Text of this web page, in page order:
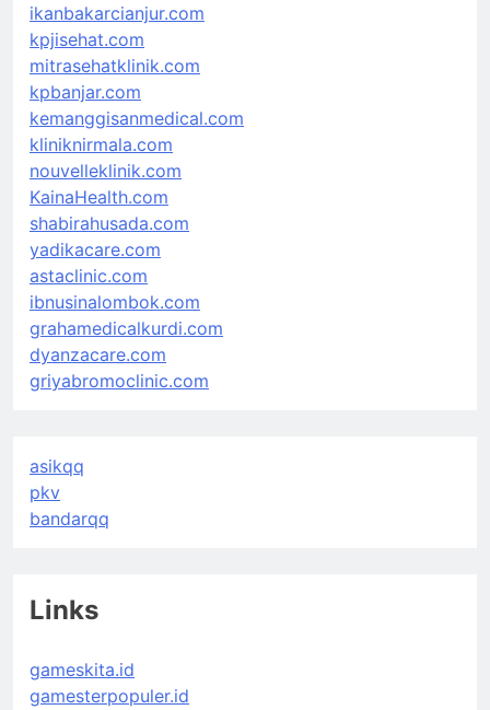
ikanbakarcianjur.com
kpjisehat.com
mitrasehatklinik.com
kpbanjar.com
kemanggisanmedical.com
kliniknirmala.com
nouvelleklinik.com
KainaHealth.com
shabirahusada.com
yadikacare.com
astaclinic.com
ibnusinalombok.com
grahamedicalkurdi.com
dyanzacare.com
griyabromoclinic.com
asikqq
pkv
bandarqq
Links
gameskita.id
gamesterpopuler.id